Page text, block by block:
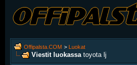
Offipalsta.COM > Luokat
Viestit luokassa toyota lj